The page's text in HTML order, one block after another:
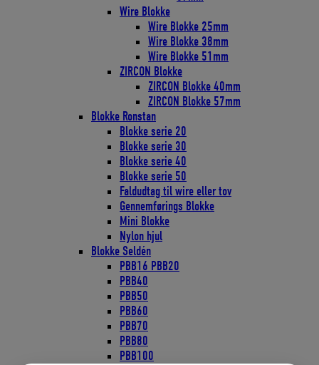
Wire Blokke
Wire Blokke 25mm
Wire Blokke 38mm
Wire Blokke 51mm
ZIRCON Blokke
ZIRCON Blokke 40mm
ZIRCON Blokke 57mm
Blokke Ronstan
Blokke serie 20
Blokke serie 30
Blokke serie 40
Blokke serie 50
Faldudtag til wire eller tov
Gennemførings Blokke
Mini Blokke
Nylon hjul
Blokke Seldén
PBB16 PBB20
PBB40
PBB50
PBB60
PBB70
PBB80
PBB100